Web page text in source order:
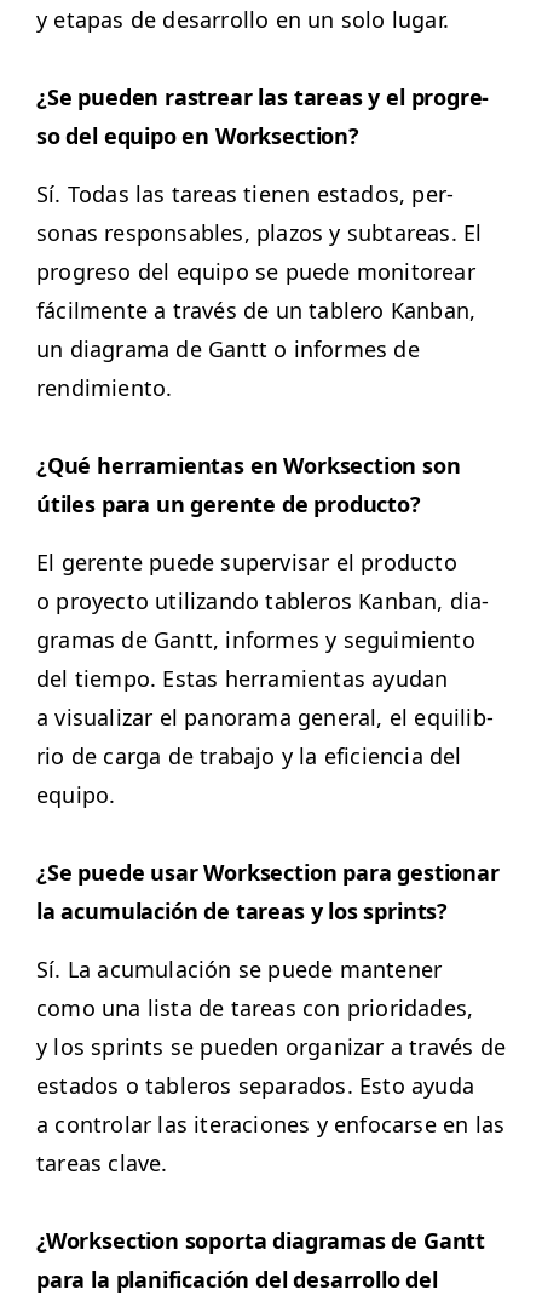
y eta­pas de desar­rol­lo en un solo lugar.
¿Se pueden ras­trear las tar­eas y el pro­gre­
so del equipo en Worksection?
Sí. Todas las tar­eas tienen esta­dos, per­
sonas respon­s­ables, pla­zos y subtar­eas. El
pro­gre­so del equipo se puede mon­i­tore­ar
fácil­mente a través de un tablero Kan­ban,
un dia­gra­ma de Gantt o informes de
rendimiento.
¿Qué her­ramien­tas en Work­sec­tion son
útiles para un ger­ente de producto?
El ger­ente puede super­vis­ar el pro­duc­to
o proyec­to uti­lizan­do tableros Kan­ban, dia­
gra­mas de Gantt, informes y seguimien­to
del tiem­po. Estas her­ramien­tas ayu­dan
a visu­alizar el panora­ma gen­er­al, el equi­lib­
rio de car­ga de tra­ba­jo y la efi­cien­cia del
equipo.
¿Se puede usar Work­sec­tion para ges­tionar
la acu­mu­lación de tar­eas y los sprints?
Sí. La acu­mu­lación se puede man­ten­er
como una lista de tar­eas con pri­or­i­dades,
y los sprints se pueden orga­ni­zar a través de
esta­dos o tableros sep­a­ra­dos. Esto ayu­da
a con­tro­lar las itera­ciones y enfo­carse en las
tar­eas clave.
¿Work­sec­tion sopor­ta dia­gra­mas de Gantt
para la plan­i­fi­cación del desar­rol­lo del